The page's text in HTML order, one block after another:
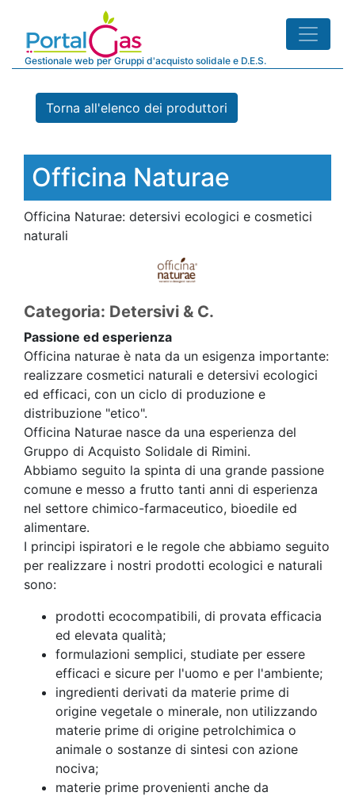
Gestionale web per Gruppi d'acquisto solidale e D.E.S.
Torna all'elenco dei produttori
Officina Naturae
Officina Naturae: detersivi ecologici e cosmetici
naturali
Categoria: Detersivi & C.
Passione ed esperienza
Officina naturae è nata da un esigenza importante:
realizzare cosmetici naturali e detersivi ecologici
ed efficaci, con un ciclo di produzione e
distribuzione "etico".
Officina Naturae nasce da una esperienza del
Gruppo di Acquisto Solidale di Rimini.
Abbiamo seguito la spinta di una grande passione
comune e messo a frutto tanti anni di esperienza
nel settore chimico-farmaceutico, bioedile ed
alimentare.
I principi ispiratori e le regole che abbiamo seguito
per realizzare i nostri prodotti ecologici e naturali
sono:
prodotti ecocompatibili, di provata efficacia
ed elevata qualità;
formulazioni semplici, studiate per essere
efficaci e sicure per l'uomo e per l'ambiente;
ingredienti derivati da materie prime di
origine vegetale o minerale, non utilizzando
materie prime di origine petrolchimica o
animale o sostanze di sintesi con azione
nociva;
materie prime provenienti anche da